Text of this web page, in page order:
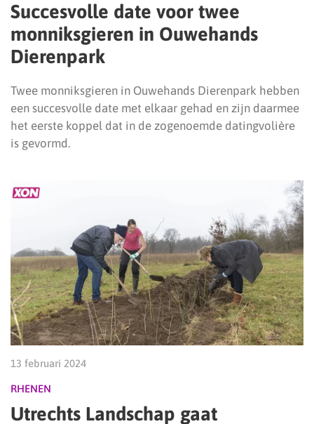
Succesvolle date voor twee
monniksgieren in Ouwehands
Dierenpark
Twee monniksgieren in Ouwehands Dierenpark hebben
een succesvolle date met elkaar gehad en zijn daarmee
het eerste koppel dat in de zogenoemde datingvolière
is gevormd.
13 februari 2024
RHENEN
Utrechts Landschap gaat